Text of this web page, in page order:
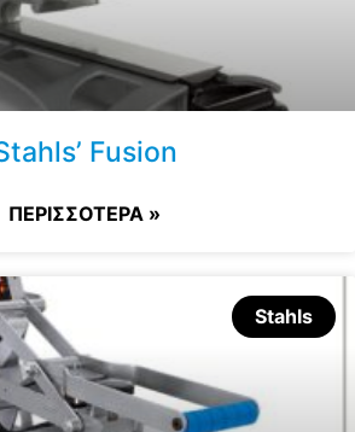
Fusion
ΠΕΡΙΣΣΟΤΕΡΑ »
Stahls